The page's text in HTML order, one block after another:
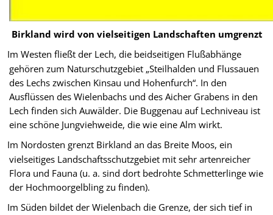
Birkland wird von vielseitigen Landschaften umgrenzt
Im Westen fließt der Lech, die beidseitigen Flußabhänge
gehören zum Naturschutzgebiet „Steilhalden und Flussauen
des Lechs zwischen Kinsau und Hohenfurch“. In den
Ausflüssen des Wielenbachs und des Aicher Grabens in den
Lech finden sich Auwälder. Die Buggenau auf Lechniveau ist
eine schöne Jungviehweide, die wie eine Alm wirkt.
Im Nordosten grenzt Birkland an das Breite Moos, ein
vielseitiges Landschaftsschutzgebiet mit sehr artenreicher
Flora und Fauna (u. a. sind dort bedrohte Schmetterlinge wie
der Hochmoorgelbling zu finden).
Im Süden bildet der Wielenbach die Grenze, der sich tief in